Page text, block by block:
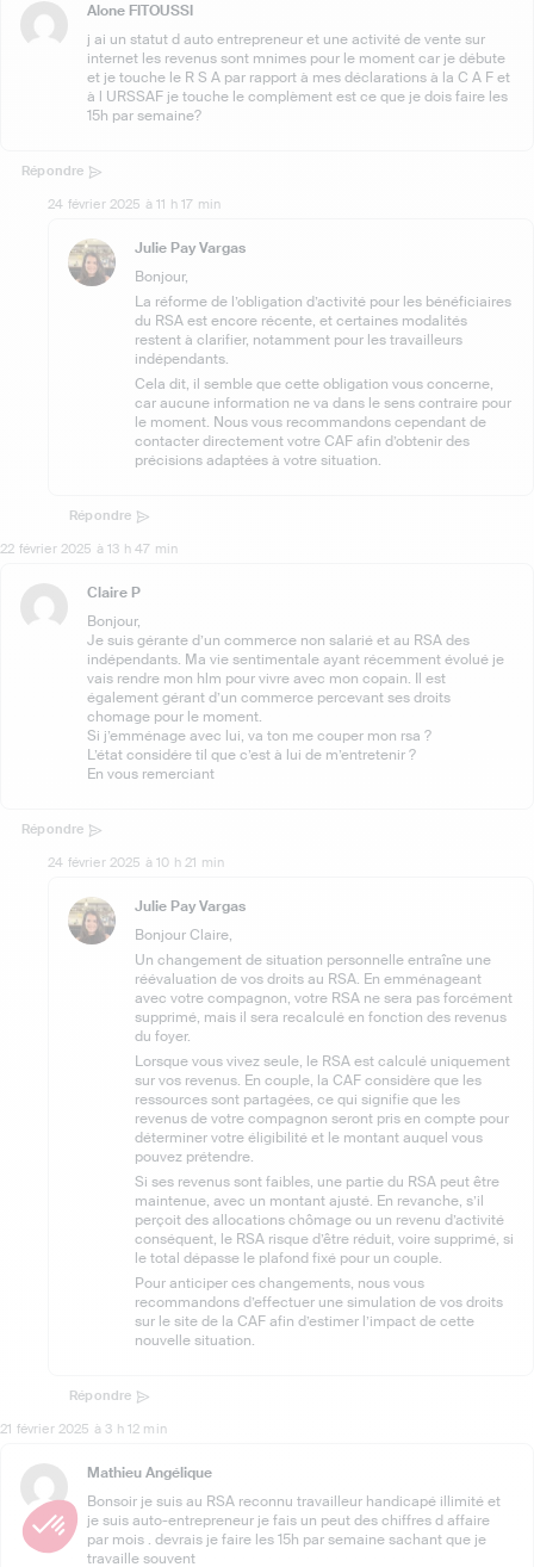
Alone FITOUSSI
j ai un statut d auto entrepreneur et une activité de vente sur
internet les revenus sont mnimes pour le moment car je débute
et je touche le R S A par rapport à mes déclarations à la C A F et
à l URSSAF je touche le complèment est ce que je dois faire les
15h par semaine?
Répondre
24 février 2025 à 11 h 17 min
Julie Pay Vargas
Bonjour,
La réforme de l’obligation d’activité pour les bénéficiaires
du RSA est encore récente, et certaines modalités
restent à clarifier, notamment pour les travailleurs
indépendants.
Cela dit, il semble que cette obligation vous concerne,
car aucune information ne va dans le sens contraire pour
le moment. Nous vous recommandons cependant de
contacter directement votre CAF afin d’obtenir des
précisions adaptées à votre situation.
Répondre
22 février 2025 à 13 h 47 min
Claire P
Bonjour,
Je suis gérante d’un commerce non salarié et au RSA des
indépendants. Ma vie sentimentale ayant récemment évolué je
vais rendre mon hlm pour vivre avec mon copain. Il est
également gérant d’un commerce percevant ses droits
chomage pour le moment.
Si j’emménage avec lui, va ton me couper mon rsa ?
L’état considére til que c’est à lui de m’entretenir ?
En vous remerciant
Répondre
24 février 2025 à 10 h 21 min
Julie Pay Vargas
Bonjour Claire,
Un changement de situation personnelle entraîne une
réévaluation de vos droits au RSA. En emménageant
avec votre compagnon, votre RSA ne sera pas forcément
supprimé, mais il sera recalculé en fonction des revenus
du foyer.
Lorsque vous vivez seule, le RSA est calculé uniquement
sur vos revenus. En couple, la CAF considère que les
ressources sont partagées, ce qui signifie que les
revenus de votre compagnon seront pris en compte pour
déterminer votre éligibilité et le montant auquel vous
pouvez prétendre.
Si ses revenus sont faibles, une partie du RSA peut être
maintenue, avec un montant ajusté. En revanche, s’il
perçoit des allocations chômage ou un revenu d’activité
conséquent, le RSA risque d’être réduit, voire supprimé, si
le total dépasse le plafond fixé pour un couple.
Pour anticiper ces changements, nous vous
recommandons d’effectuer une simulation de vos droits
sur le site de la CAF afin d’estimer l’impact de cette
nouvelle situation.
Répondre
21 février 2025 à 3 h 12 min
Mathieu Angélique
Bonsoir je suis au RSA reconnu travailleur handicapé illimité et
je suis auto-entrepreneur je fais un peut des chiffres d affaire
par mois . devrais je faire les 15h par semaine sachant que je
travaille souvent